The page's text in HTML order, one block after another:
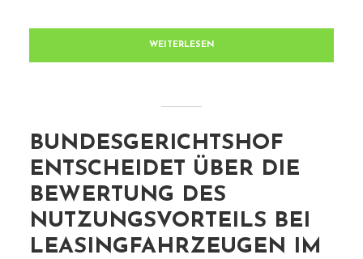
WEITERLESEN
BUNDESGERICHTSHOF
ENTSCHEIDET ÜBER DIE
BEWERTUNG DES
NUTZUNGSVORTEILS BEI
LEASINGFAHRZEUGEN IM